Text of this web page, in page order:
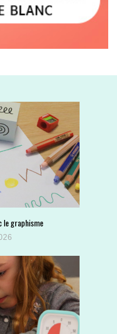
le graphisme